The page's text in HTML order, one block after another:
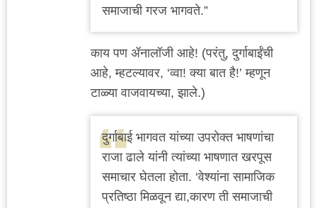
समाजाची गरज भागवते.”
काय पण ॲनालॉजी आहे! (परंतु, दुर्गाबाईंची
आहे, म्हटल्यावर, ‘व्वा! क्या बात है!’ म्हणून
टाळ्या वाजवायच्या, झाले.)
दुर्गाबाई भागवत यांच्या उपरोक्त भाषणांचा
राजा ढाले यांनी त्यांच्या भाषणात खरपूस
समाचार घेतला होता. ‘वेश्यांना सामाजिक
प्रतिष्ठा मिळवून द्या,कारण ती समाजाची